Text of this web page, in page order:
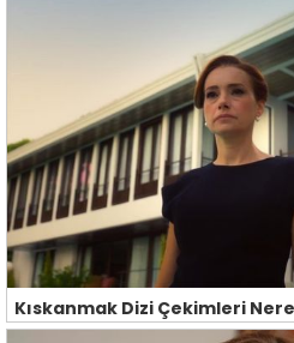
Kıskanmak Dizi Çekimleri